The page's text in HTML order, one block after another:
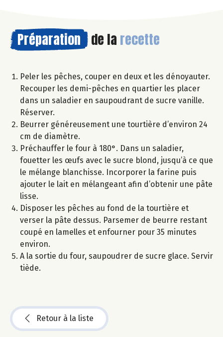
Préparation de la recette
Peler les pêches, couper en deux et les dénoyauter.
Recouper les demi-pêches en quartier les placer
dans un saladier en saupoudrant de sucre vanille.
Réserver.
Beurrer généreusement une tourtière d’environ 24
cm de diamètre.
Préchauffer le four à 180°. Dans un saladier,
fouetter les œufs avec le sucre blond, jusqu’à ce que
le mélange blanchisse. Incorporer la farine puis
ajouter le lait en mélangeant afin d’obtenir une pâte
lisse.
Disposer les pêches au fond de la tourtière et
verser la pâte dessus. Parsemer de beurre restant
coupé en lamelles et enfourner pour 35 minutes
environ.
A la sortie du four, saupoudrer de sucre glace. Servir
tiède.
Retour à la liste